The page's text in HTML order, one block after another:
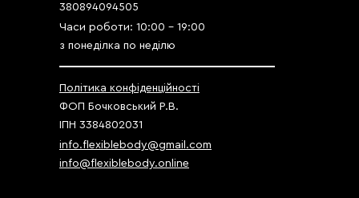
Політика конфіденційності
ФОП Бочковський Р.В.
ІПН 3384802031
info.flexiblebody@gmail.com
info@flexiblebody.online
Часи роботи: 10:00 - 19:00
з понеділка по неділю
380894094505